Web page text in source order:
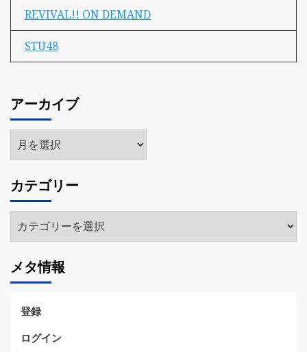
REVIVAL!! ON DEMAND
STU48
アーカイブ
ア
ー
イ
ブ
カテゴリー
テ
リ
ー
メタ情報
登録
ログイン